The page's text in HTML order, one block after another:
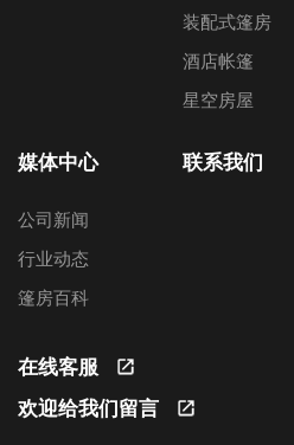
装配式篷房
酒店帐篷
星空房屋
媒体中心
公司新闻
行业动态
篷房百科
联系我们
在线客服
欢迎给我们留言